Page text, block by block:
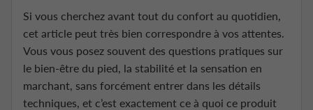
Si vous cherchez avant tout du confort au quotidien,
cet article peut très bien correspondre à vos attentes.
Vous vous posez souvent des questions pratiques sur
le bien-être du pied, la stabilité et la sensation en
marchant, sans forcément entrer dans les détails
techniques, et c’est exactement ce à quoi ce produit